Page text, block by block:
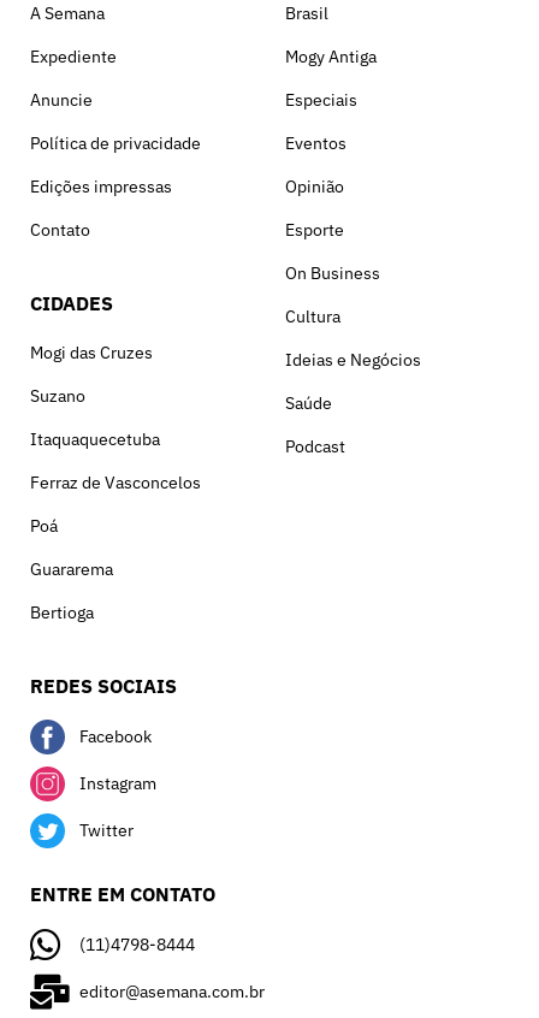
A Semana
Expediente
Anuncie
Política de privacidade
Edições impressas
Contato
CIDADES
Mogi das Cruzes
Suzano
Itaquaquecetuba
Ferraz de Vasconcelos
Poá
Guararema
Bertioga
Brasil
Mogy Antiga
Especiais
Eventos
Opinião
Esporte
On Business
Cultura
Ideias e Negócios
Saúde
Podcast
REDES SOCIAIS
Facebook
Instagram
Twitter
ENTRE EM CONTATO
(11)4798-8444
editor@asemana.com.br